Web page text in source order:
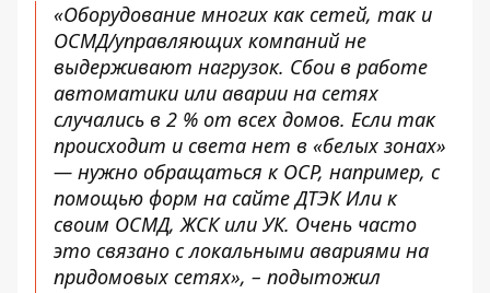
«Оборудование многих как сетей, так и
ОСМД/управляющих компаний не
выдерживают нагрузок. Сбои в работе
автоматики или аварии на сетях
случались в 2 % от всех домов. Если так
происходит и света нет в «белых зонах»
— нужно обращаться к ОСР, например, с
помощью форм на сайте ДТЭКИли к
своим ОСМД, ЖСК или УК. Очень часто
это связано с локальными авариями на
придомовых сетях», – подытожил